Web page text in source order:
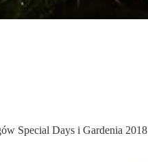
Special Days i Gardenia 2018